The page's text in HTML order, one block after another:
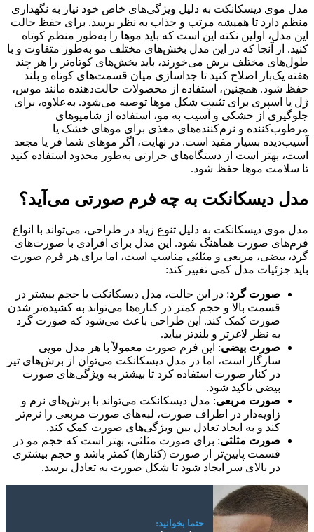
مدل موی دیسکانکت به دلیل ویژگی‌های خاص خود نیاز به نگهداری
منظم دارد تا همیشه مرتب و جذاب به نظر برسد. برای حفظ حالت
این مدل، اولین نکته این است که باید موها را به‌طور منظم کوتاه
کنید. از آنجا که در این مدل بخش‌های مختلف مو به‌طور متفاوت و با
طول‌های مختلف برش می‌خورند، باید بخش‌های کوتاه‌تر را هر چند
هفته یک‌بار اصلاح کنید تا جداسازی میان قسمت‌های کوتاه و بلند
حفظ شود. همچنین، استفاده از محصولات حالت‌دهنده مانند موس،
ژل یا اسپری برای تثبیت شکل موها توصیه می‌شود. به‌علاوه، برای
جلوگیری از خشکی و آسیب به مو، استفاده از شامپوهای
مرطوب‌کننده و نرم‌کننده‌های مغذی برای موهای خشک یا
آسیب‌دیده بسیار مفید است. در نهایت، اگر موهای شما فر یا مجعد
است، بهتر است از دستگاه‌های حرارتی به‌طور محدود استفاده کنید
تا سلامت موها حفظ شود.
مدل دیسکانکت به چه فرم صورتی می‌آید؟
مدل موی دیسکانکت به دلیل تنوع زیاد در طراحی، می‌تواند با انواع
فرم‌های صورت هماهنگ شود. این مدل برای افرادی با صورت‌های
گرد، بیضی، مربعی و مثلثی مناسب است، اما برای هر فرم صورت
باید جزئیات مدل کمی تغییر کند:
صورت گرد: در این حالت، مدل دیسکانکت با حجم بیشتر در
قسمت بالا و حجم کمتر در کناره‌ها می‌تواند به کشیده‌تر شدن
صورت کمک کند. این طراحی باعث می‌شود که صورت گرد
به نظر لاغرتر و بلندتر بیاید.
صورت بیضی: این فرم صورت معمولاً با هر مدل مویی
سازگار است، اما در مدل دیسکانکت می‌توان از برش‌های تیز
در کنار صورت استفاده کرد تا بیشتر به ویژگی‌های صورت
بیضی تاکید شود.
صورت مربعی: مدل دیسکانکت می‌تواند با برش‌های نرم و
زاویه‌دار در اطراف صورت، لبه‌های صورت مربعی را نرم‌تر
کند و به ایجاد تعادل بین ویژگی‌های صورت کمک کند.
صورت مثلثی: برای صورت مثلثی، بهتر است که حجم مو در
قسمت پایین‌تر از صورت (کنارها) کمتر باشد و حجم بیشتری
در بالای سر ایجاد شود تا شکل صورت به تعادل برسد.
حتما بخوانید: